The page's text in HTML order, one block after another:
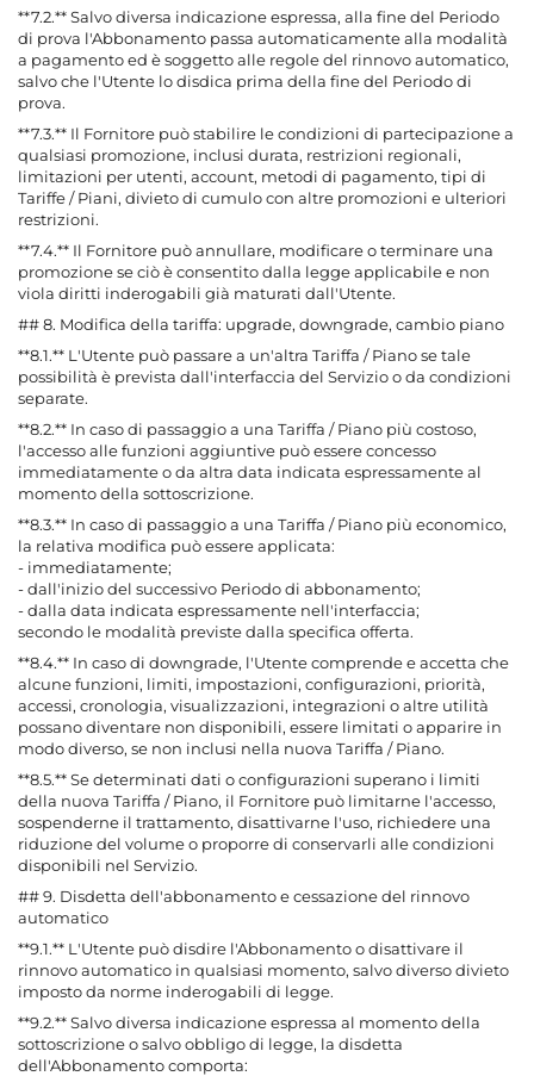
**7.2.** Salvo diversa indicazione espressa, alla fine del Periodo
di prova l'Abbonamento passa automaticamente alla modalità
a pagamento ed è soggetto alle regole del rinnovo automatico,
salvo che l'Utente lo disdica prima della fine del Periodo di
prova.
**7.3.** Il Fornitore può stabilire le condizioni di partecipazione a
qualsiasi promozione, inclusi durata, restrizioni regionali,
limitazioni per utenti, account, metodi di pagamento, tipi di
Tariffe / Piani, divieto di cumulo con altre promozioni e ulteriori
restrizioni.
**7.4.** Il Fornitore può annullare, modificare o terminare una
promozione se ciò è consentito dalla legge applicabile e non
viola diritti inderogabili già maturati dall'Utente.
## 8. Modifica della tariffa: upgrade, downgrade, cambio piano
**8.1.** L'Utente può passare a un'altra Tariffa / Piano se tale
possibilità è prevista dall'interfaccia del Servizio o da condizioni
separate.
**8.2.** In caso di passaggio a una Tariffa / Piano più costoso,
l'accesso alle funzioni aggiuntive può essere concesso
immediatamente o da altra data indicata espressamente al
momento della sottoscrizione.
**8.3.** In caso di passaggio a una Tariffa / Piano più economico,
la relativa modifica può essere applicata:
- immediatamente;
- dall'inizio del successivo Periodo di abbonamento;
- dalla data indicata espressamente nell'interfaccia;
secondo le modalità previste dalla specifica offerta.
**8.4.** In caso di downgrade, l'Utente comprende e accetta che
alcune funzioni, limiti, impostazioni, configurazioni, priorità,
accessi, cronologia, visualizzazioni, integrazioni o altre utilità
possano diventare non disponibili, essere limitati o apparire in
modo diverso, se non inclusi nella nuova Tariffa / Piano.
**8.5.** Se determinati dati o configurazioni superano i limiti
della nuova Tariffa / Piano, il Fornitore può limitarne l'accesso,
sospenderne il trattamento, disattivarne l'uso, richiedere una
riduzione del volume o proporre di conservarli alle condizioni
disponibili nel Servizio.
## 9. Disdetta dell'abbonamento e cessazione del rinnovo
automatico
**9.1.** L'Utente può disdire l'Abbonamento o disattivare il
rinnovo automatico in qualsiasi momento, salvo diverso divieto
imposto da norme inderogabili di legge.
**9.2.** Salvo diversa indicazione espressa al momento della
sottoscrizione o salvo obbligo di legge, la disdetta
dell'Abbonamento comporta: